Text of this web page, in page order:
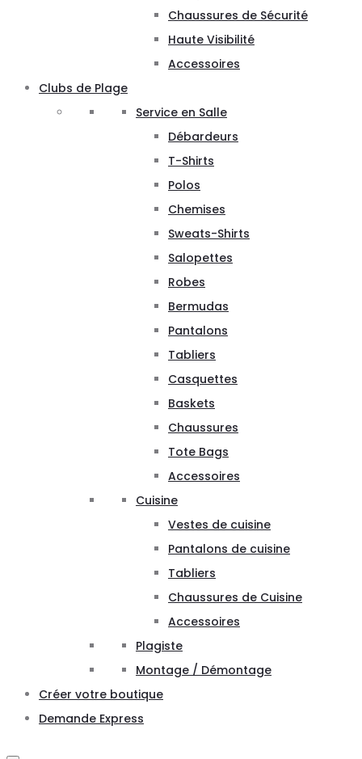
Chaussures de Sécurité
Haute Visibilité
Accessoires
Clubs de Plage
Service en Salle
Débardeurs
T-Shirts
Polos
Chemises
Sweats-Shirts
Salopettes
Robes
Bermudas
Pantalons
Tabliers
Casquettes
Baskets
Chaussures
Tote Bags
Accessoires
Cuisine
Vestes de cuisine
Pantalons de cuisine
Tabliers
Chaussures de Cuisine
Accessoires
Plagiste
Montage / Démontage
Créer votre boutique
Demande Express